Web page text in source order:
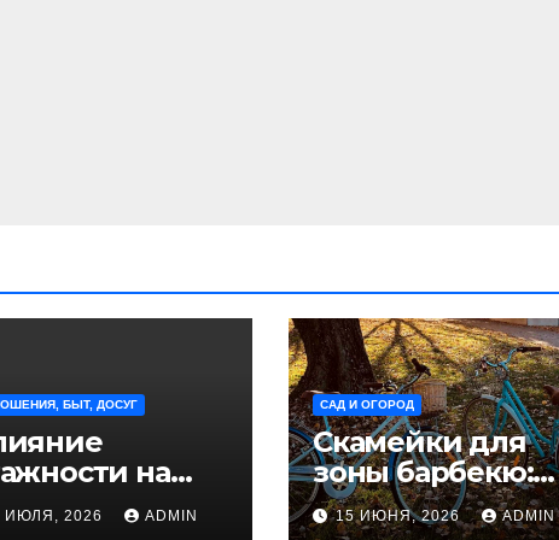
БЫТ, ДОСУГ
на
ИЮЛЯ, 2026 ADMIN
САД И ОГОРОД
Скамейки для
зоны барбекю:
удобство и
безопасность на
15 ИЮНЯ, 2026 ADMIN